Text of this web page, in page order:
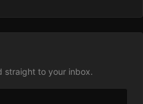
straight to your inbox.